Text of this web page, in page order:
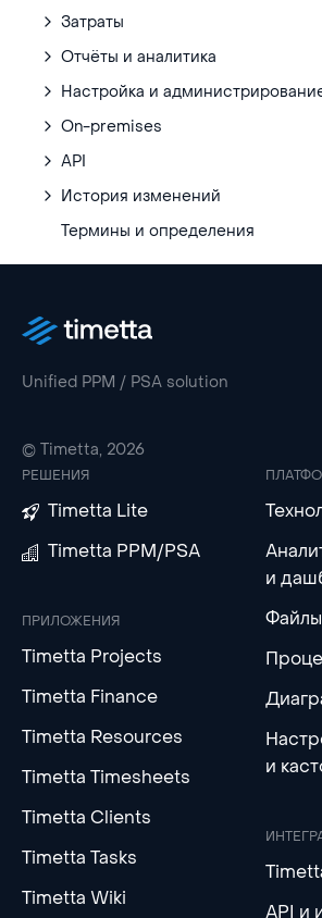
Затраты
Отчёты и аналитика
Настройка и
On-premises
API
История изменений
Термины и определения
Unified PPM / PSA solution
© Timetta, 2026
РЕШЕНИЯ
Timetta Lite
Timetta PPM/PSA
ПРИЛОЖЕНИЯ
Timetta Projects
Timetta Finance
Timetta Resources
Timetta Timesheets
Timetta Clients
Timetta Tasks
Timetta Wiki
и
и
API и